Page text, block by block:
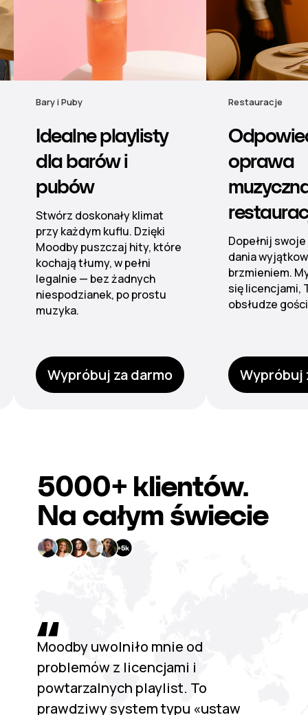
Restauracje
Odpowiednia
oprawa
muzyczna dla
restauracji
Dopełnij swoje popisowe
dania wyjątkowym
brzmieniem. My zajmiemy
się licencjami, Ty skup się na
obsłudze gości.
Wypróbuj za darmo
Hotele
Muzyka
nastrój
hotelu
Od lobby po
dźwiękową
zarządzanym
kontroli stref.
Moodby uwolniło mnie od
problemów z licencjami i
powtarzalnych playlist. To
prawdziwy system typu «ustaw
5000+ klientów.
Na całym świecie